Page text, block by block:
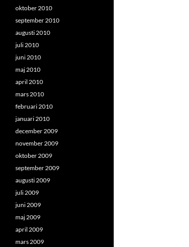
oktober 2010
september 2010
augusti 2010
juli 2010
juni 2010
maj 2010
april 2010
mars 2010
februari 2010
januari 2010
december 2009
november 2009
oktober 2009
september 2009
augusti 2009
juli 2009
juni 2009
maj 2009
april 2009
mars 2009